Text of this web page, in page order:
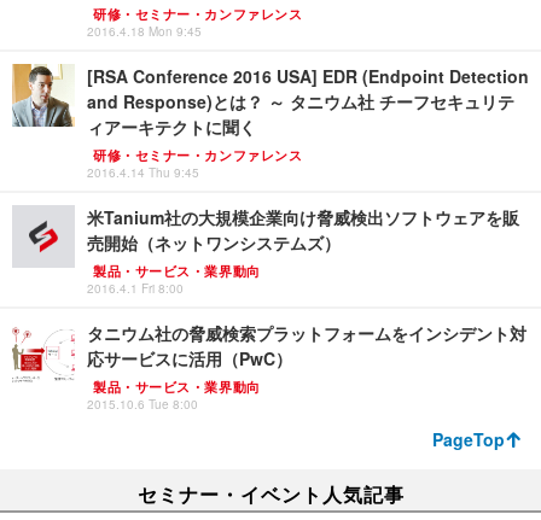
研修・セミナー・カンファレンス
2016.4.18 Mon 9:45
[RSA Conference 2016 USA] EDR (Endpoint Detection
and Response)とは？ ～ タニウム社 チーフセキュリテ
ィアーキテクトに聞く
研修・セミナー・カンファレンス
2016.4.14 Thu 9:45
米Tanium社の大規模企業向け脅威検出ソフトウェアを販
売開始（ネットワンシステムズ）
製品・サービス・業界動向
2016.4.1 Fri 8:00
タニウム社の脅威検索プラットフォームをインシデント対
応サービスに活用（PwC）
製品・サービス・業界動向
2015.10.6 Tue 8:00
PageTop
セミナー・イベント人気記事